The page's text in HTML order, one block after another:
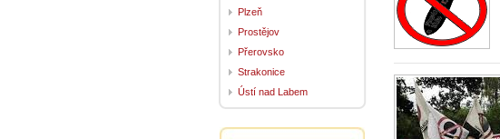
Plzeň
Prostějov
Přerovsko
Strakonice
Ústí nad Labem